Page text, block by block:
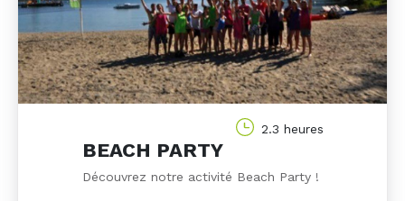
2.3 heures
BEACH PARTY
Découvrez notre activité Beach Party !